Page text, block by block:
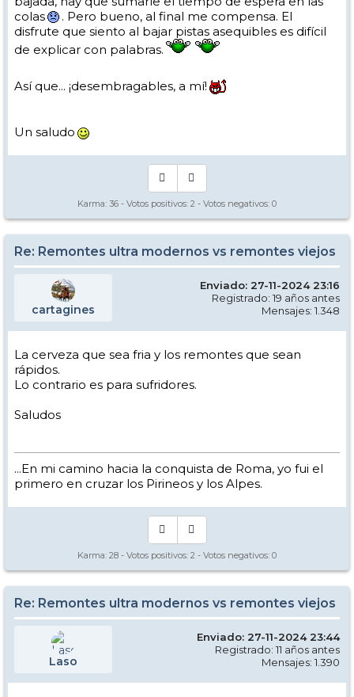
colas
. Pero bueno, al final me compensa. El
disfrute que siento al bajar pistas asequibles es difícil
de explicar con palabras.
Así que... ¡desembragables, a mí!
Un saludo
Karma: 36 - Votos positivos: 2 - Votos negativos: 0
Re: Remontes ultra modernos vs remontes viejos
cartagines
Enviado: 27-11-2024 23:16
Registrado: 19 años antes
Mensajes: 1.348
La cerveza que sea fria y los remontes que sean
rápidos.
Lo contrario es para sufridores.
Saludos
...En mi camino hacia la conquista de Roma, yo fui el
primero en cruzar los Pirineos y los Alpes.
Karma: 28 - Votos positivos: 2 - Votos negativos: 0
Re: Remontes ultra modernos vs remontes viejos
Laso
Enviado: 27-11-2024 23:44
Registrado: 11 años antes
Mensajes: 1.390